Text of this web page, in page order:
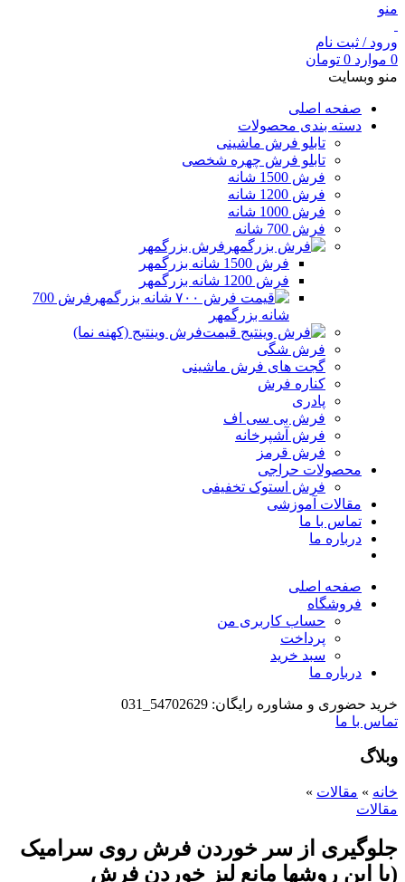
منو
ورود / ثبت نام
0 موارد 0 تومان
منو وبسایت
صفحه اصلی
دسته بندی محصولات
تابلو فرش ماشینی
تابلو فرش چهره شخصی
فرش 1500 شانه
فرش 1200 شانه
فرش 1000 شانه
فرش 700 شانه
فرش بزرگمهر
فرش 1500 شانه بزرگمهر
فرش 1200 شانه بزرگمهر
فرش 700
شانه بزرگمهر
فرش وینتیج (کهنه نما)
فرش شگی
گجت های فرش ماشینی
کناره فرش
پادری
فرش بی سی اف
فرش آشپرخانه
فرش قرمز
محصولات حراجی
فرش استوک تخفیفی
مقالات آموزشی
تماس با ما
درباره ما
صفحه اصلی
فروشگاه
حساب کاربری من
پرداخت
سبد خرید
درباره ما
خرید حضوری و مشاوره رایگان: 54702629_031
تماس با ما
وبلاگ
خانه » مقالات »
مقالات
جلوگیری از سر خوردن فرش روی سرامیک
(با این روشها مانع لیز خوردن فرش